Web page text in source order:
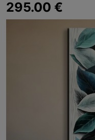
295.00 €